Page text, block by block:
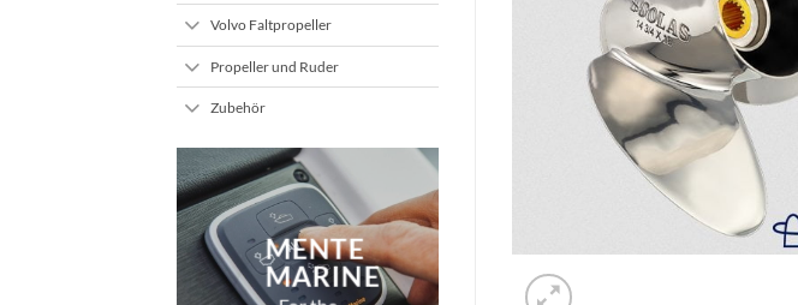
Volvo Faltpropeller
Propeller und Ruder
Zubehör
MENTE
MARINE